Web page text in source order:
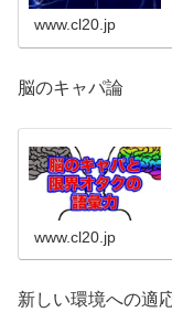
www.cl20.jp
脳のキャパ論
www.cl20.jp
新しい環境への適